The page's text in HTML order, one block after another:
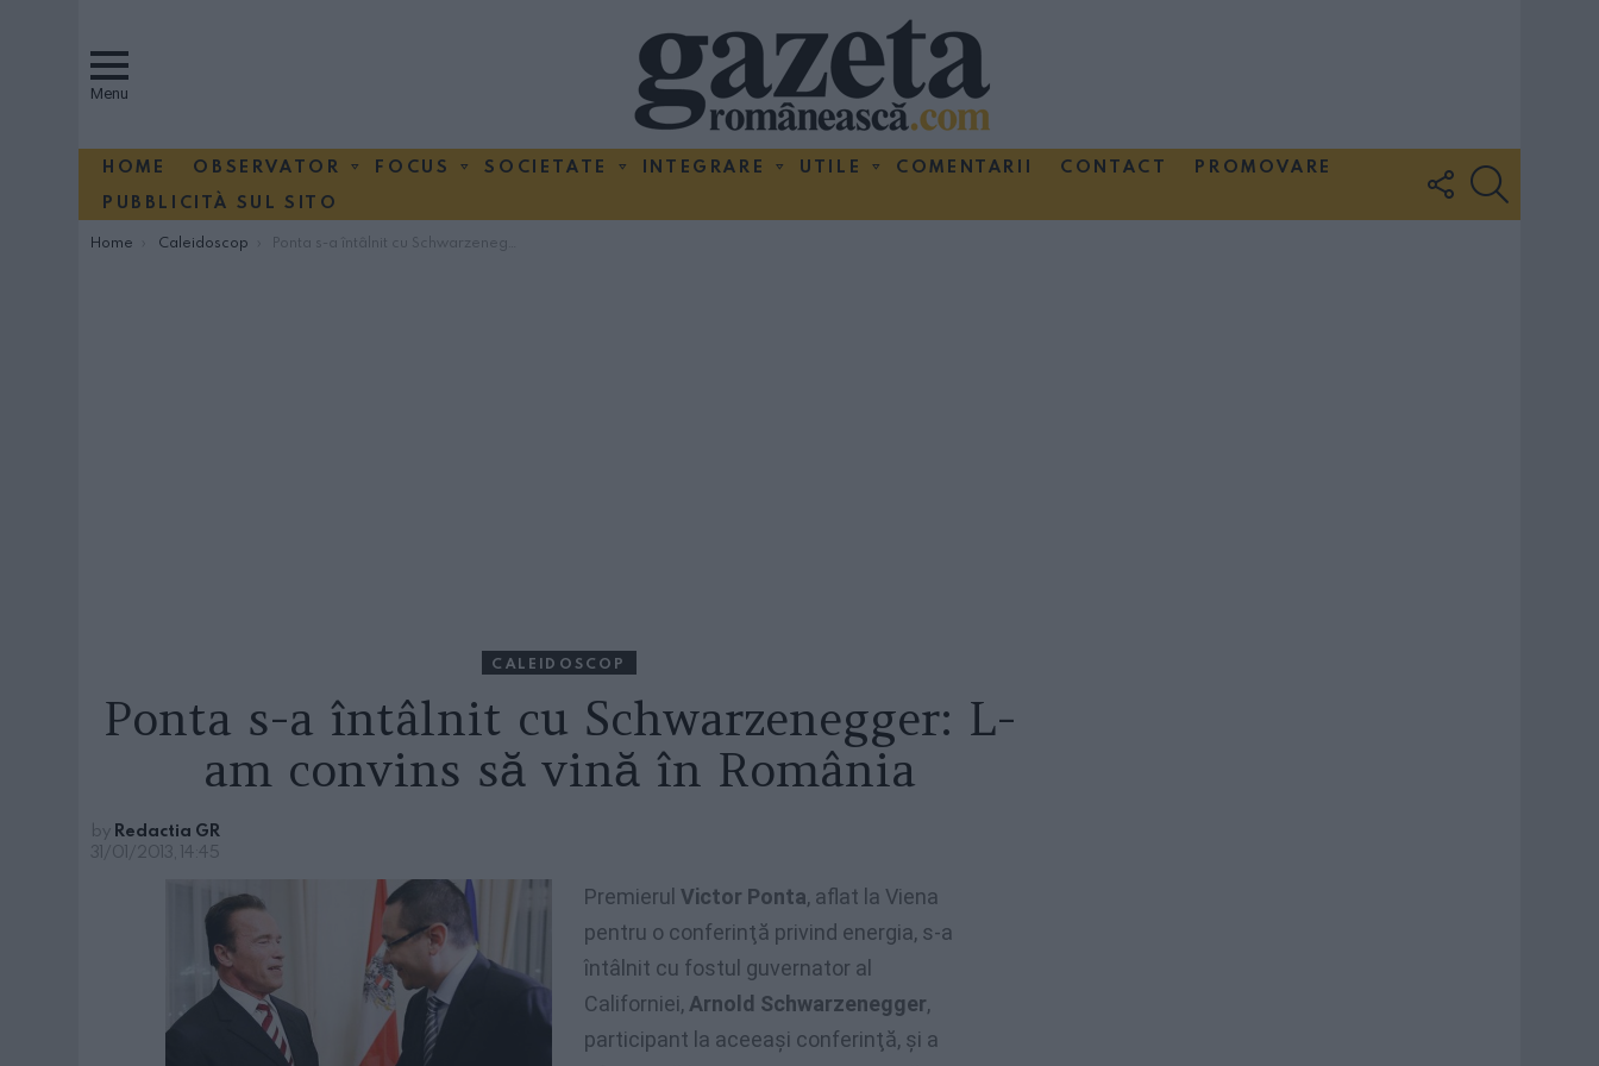
Menu
HOME OBSERVATOR FOCUS SOCIETATE INTEGRARE UTILE COMENTARII CONTACT
PROMOVARE
PUBBLICITÀ SUL SITO
FOLLOW
US
You are here:
Home Caleidoscop Ponta s-a întâlnit cu Schwarzenegger: L-am convins să vină în România
CALEIDOSCOP
Ponta s-a întâlnit cu Schwarzenegger: L-
am convins să vină în România
by Redactia GR
31/01/2013, 14:45
Premierul Victor Ponta, aflat la Viena
pentru o conferinţă privind energia, s-a
întâlnit cu fostul guvernator al
Californiei, Arnold Schwarzenegger,
participant la aceeaşi conferinţă, şi a